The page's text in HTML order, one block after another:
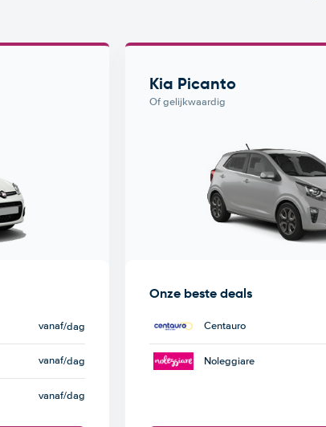
vanaf/dag
vanaf/dag
vanaf/dag
Kia Picanto
Of gelijkwaardig
Onze beste deals
Centauro
Noleggiare